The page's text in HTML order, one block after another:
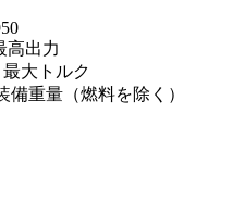
高出力
最大トルク
備重量（燃料を除く）